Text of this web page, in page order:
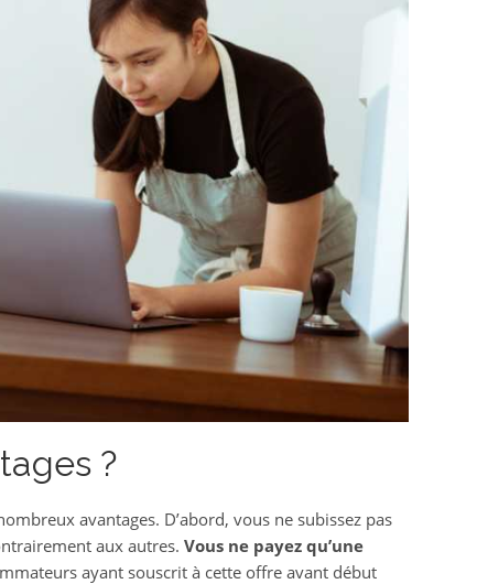
?
avantages. D’abord, vous ne subissez pas
aux autres. Vous ne payez qu’une
ayant souscrit à cette offre avant début